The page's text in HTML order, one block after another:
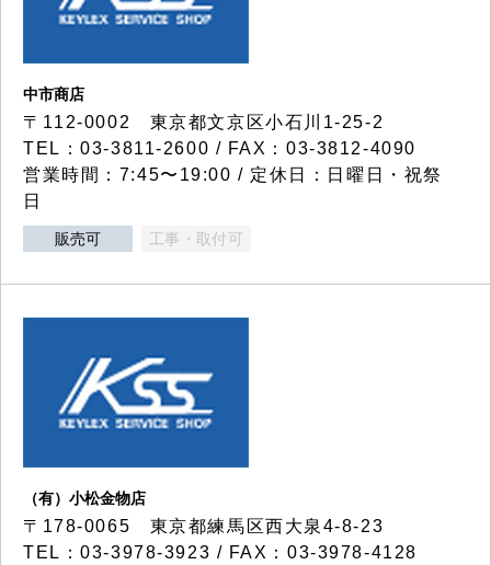
中市商店
〒112-0002 東京都文京区小石川1-25-2
TEL：03-3811-2600 / FAX：03-3812-4090
営業時間：7:45〜19:00 / 定休日：日曜日・祝祭
日
販売可 工事・取付可
（有）小松金物店
〒178-0065 東京都練馬区西大泉4-8-23
TEL：03-3978-3923 / FAX：03-3978-4128